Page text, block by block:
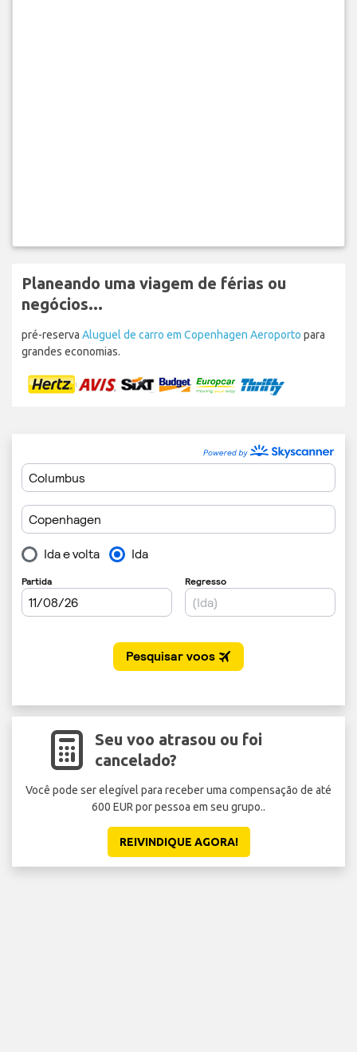
Planeando uma viagem de férias ou
negócios...
pré-reserva Aluguel de carro em Copenhagen Aeroporto para
grandes economias.
Seu voo atrasou ou foi
cancelado?
Você pode ser elegível para receber uma compensação de até
600 EUR por pessoa em seu grupo..
REIVINDIQUE AGORA!